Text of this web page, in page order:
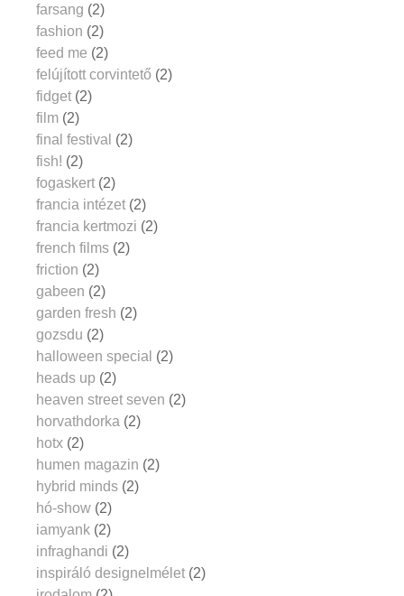
farsang (2)
fashion (2)
feed me (2)
felújított corvintető (2)
fidget (2)
film (2)
final festival (2)
fish! (2)
fogaskert (2)
francia intézet (2)
francia kertmozi (2)
french films (2)
friction (2)
gabeen (2)
garden fresh (2)
gozsdu (2)
halloween special (2)
heads up (2)
heaven street seven (2)
horvathdorka (2)
hotx (2)
humen magazin (2)
hybrid minds (2)
hó-show (2)
iamyank (2)
infraghandi (2)
inspiráló designelmélet (2)